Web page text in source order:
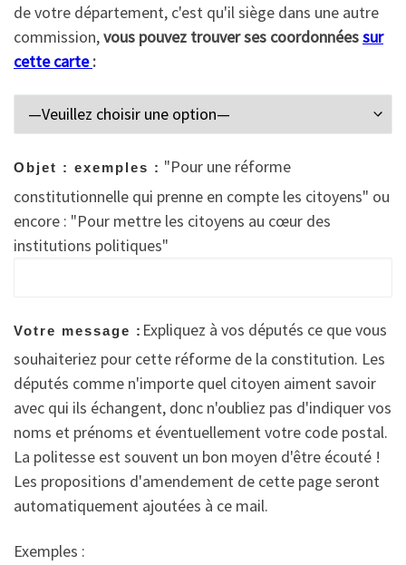
de votre département, c'est qu'il siège dans une autre
commission,vous pouvez trouver ses coordonnéessur
cette carte:
Objet : exemples : "Pour une réforme
constitutionnelle qui prenne en compte les citoyens" ou
encore : "Pour mettre les citoyens au cœur des
institutions politiques"
Votre message : Expliquez à vos députés ce que vous
souhaiteriez pour cette réforme de la constitution. Les
députés comme n'importe quel citoyen aiment savoir
avec qui ils échangent, donc n'oubliez pas d'indiquer vos
noms et prénoms et éventuellement votre code postal.
La politesse est souvent un bon moyen d'être écouté !
Les propositions d'amendement de cette page seront
automatiquement ajoutées à ce mail.
Exemples :